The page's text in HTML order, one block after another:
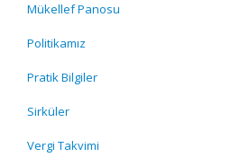
Mükellef Panosu
Politikamız
Pratik Bilgiler
Sirküler
Vergi Takvimi